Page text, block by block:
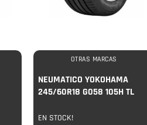
OTRAS MARCAS
NEUMATICO YOKOHAMA
245/60R18 G058 105H TL
EN STOCK!